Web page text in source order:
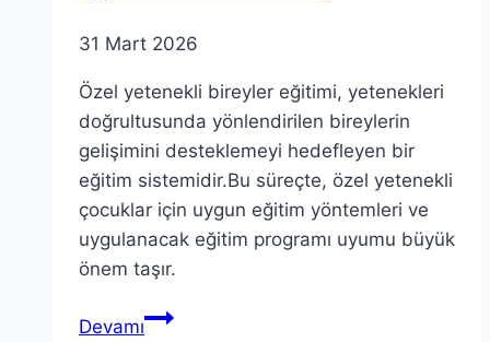
31 Mart 2026
Özel yetenekli bireyler eğitimi, yetenekleri
doğrultusunda yönlendirilen bireylerin
gelişimini desteklemeyi hedefleyen bir
eğitim sistemidir.Bu süreçte, özel yetenekli
çocuklar için uygun eğitim yöntemleri ve
uygulanacak eğitim programı uyumu büyük
önem taşır.
DevamıÖzel